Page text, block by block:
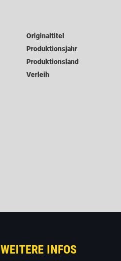
Originaltitel
Produktionsjahr
Produktionsland
Verleih
WEITERE INFOS